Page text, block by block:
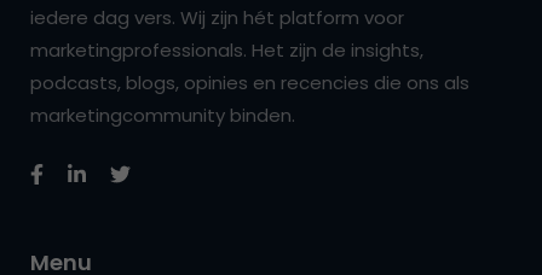
iedere dag vers. Wij zijn hét platform voor
marketingprofessionals. Het zijn de insights,
podcasts, blogs, opinies en recencies die ons als
marketingcommunity binden.
Menu